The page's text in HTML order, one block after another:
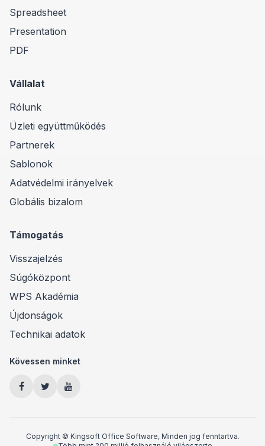
Spreadsheet
Presentation
PDF
Vállalat
Rólunk
Üzleti együttműködés
Partnerek
Sablonok
Adatvédelmi irányelvek
Globális bizalom
Támogatás
Visszajelzés
Súgóközpont
WPS Akadémia
Újdonságok
Technikai adatok
Kövessen minket
Copyright © Kingsoft Office Software, Minden jog fenntartva.